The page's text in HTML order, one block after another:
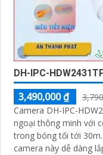
DH-IPC-
3,490,000 ₫
Camera DH-IPC-
ngoại thông minh với
trong bóng tối tới 30m. Với thiết kế dome kim loại nhỏ gọn,
camera này dễ dàng